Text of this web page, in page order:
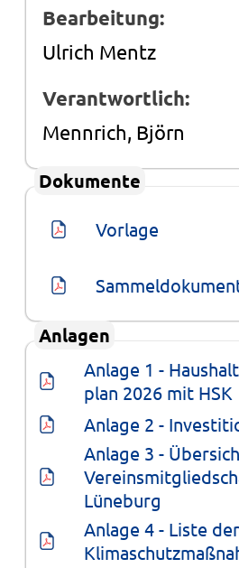
Bearbeitung:
Ulrich Mentz
Verantwortlich:
Mennrich, Björn
Dokumente
Vorlage
Anlagen
Anlage 1 -
plan 2026 mit HSK
Anlage 2 -
Anlage 3 -
Lüneburg
Anlage 4 - Liste der